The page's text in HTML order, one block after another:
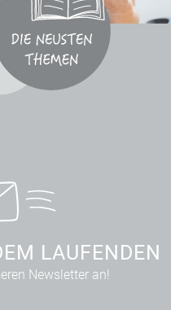
LAUFENDEN
Newsletter an!